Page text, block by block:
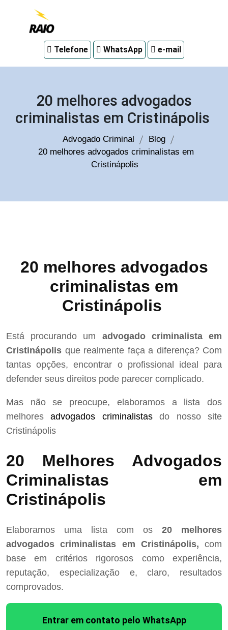
em
Telefone WhatsApp e-mail
20 melhores advogados
criminalistas em Cristinápolis
Advogado Criminal
Blog
20 melhores advogados criminalistas em
Cristinápolis
20 melhores advogados
criminalistas em
Cristinápolis
Está procurando um advogado criminalista em
Cristinápolis que realmente faça a diferença? Com
tantas opções, encontrar o profissional ideal para
defender seus direitos pode parecer complicado.
Mas não se preocupe, elaboramos a lista dos
melhoresadvogados criminalistasdo nosso site
Cristinápolis
20 Melhores Advogados
Criminalistas em
Cristinápolis
Elaboramos uma lista com os 20 melhores
advogados criminalistas em Cristinápolis, com
base em critérios rigorosos como experiência,
reputação, especialização e, claro, resultados
comprovados.
Entrar em contato pelo WhatsApp